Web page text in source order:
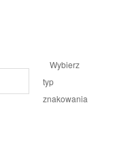
Wybierz
typ
znakowania